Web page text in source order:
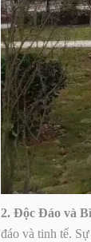
2. Độc Đáo và
đáo và tinh tế.